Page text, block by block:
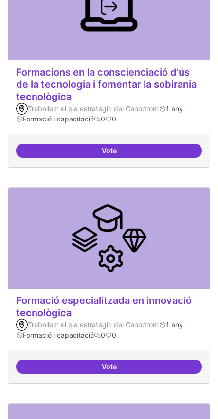
Formacions en la conscienciació d'ús
de la tecnologia i fomentar la sobirania
tecnològica
Treballem el pla estratègic del Canòdrom
1 any
Formació i capacitació
0 0
VoteFormacions en la
Formació especialitzada en innovació
tecnològica
Treballem el pla estratègic del Canòdrom
1 any
Formació i capacitació
0 0
VoteFormació especialitzada en